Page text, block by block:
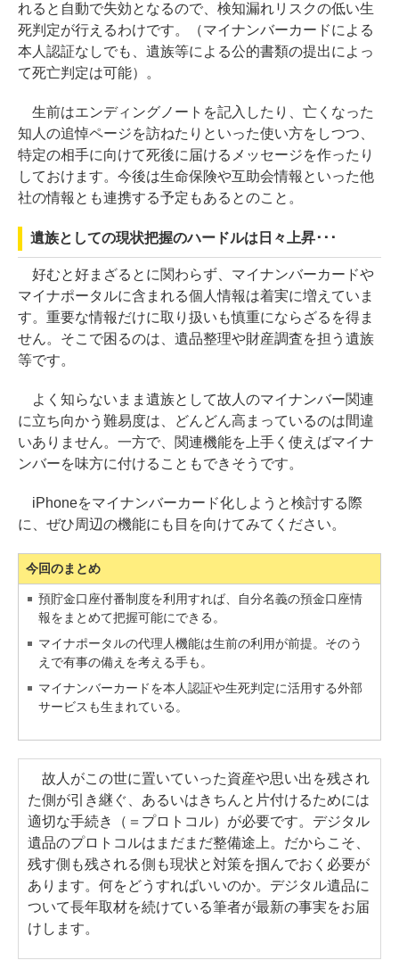
れると自動で失効となるので、検知漏れリスクの低い生
死判定が行えるわけです。（マイナンバーカードによる
本人認証なしでも、遺族等による公的書類の提出によっ
て死亡判定は可能）。
生前はエンディングノートを記入したり、亡くなった
知人の追悼ページを訪ねたりといった使い方をしつつ、
特定の相手に向けて死後に届けるメッセージを作ったり
しておけます。今後は生命保険や互助会情報といった他
社の情報とも連携する予定もあるとのこと。
遺族としての現状把握のハードルは日々上昇･･･
好むと好まざるとに関わらず、マイナンバーカードや
マイナポータルに含まれる個人情報は着実に増えていま
す。重要な情報だけに取り扱いも慎重にならざるを得ま
せん。そこで困るのは、遺品整理や財産調査を担う遺族
等です。
よく知らないまま遺族として故人のマイナンバー関連
に立ち向かう難易度は、どんどん高まっているのは間違
いありません。一方で、関連機能を上手く使えばマイナ
ンバーを味方に付けることもできそうです。
iPhoneをマイナンバーカード化しようと検討する際
に、ぜひ周辺の機能にも目を向けてみてください。
今回のまとめ
預貯金口座付番制度を利用すれば、自分名義の預金口座情
報をまとめて把握可能にできる。
マイナポータルの代理人機能は生前の利用が前提。そのう
えで有事の備えを考える手も。
マイナンバーカードを本人認証や生死判定に活用する外部
サービスも生まれている。
故人がこの世に置いていった資産や思い出を残され
た側が引き継ぐ、あるいはきちんと片付けるためには
適切な手続き（＝プロトコル）が必要です。デジタル
遺品のプロトコルはまだまだ整備途上。だからこそ、
残す側も残される側も現状と対策を掴んでおく必要が
あります。何をどうすればいいのか。デジタル遺品に
ついて長年取材を続けている筆者が最新の事実をお届
けします。